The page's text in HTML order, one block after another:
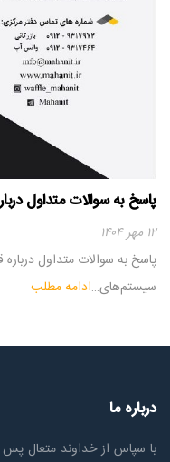
پاسخ به سوالات متداول
۱۲ مهر ۱۴۰۴
پاسخ به سوالات متداول
سیستم‌های…ادامه مطلب
درباره ما
با سپاس از خداوند متعال